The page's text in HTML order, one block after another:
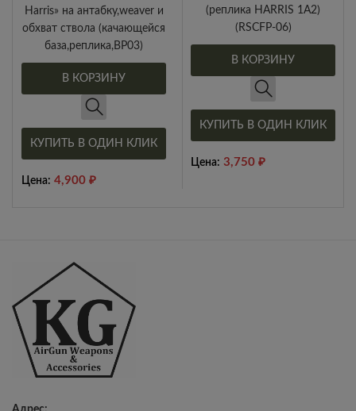
Harris» на антабку,weaver и
обхват ствола (качающейся
база,реплика,BP03)
В КОРЗИНУ
КУПИТЬ В ОДИН КЛИК
Цена: 4,900 ₽
(реплика HARRIS 1A2)
(RSCFP-06)
В КОРЗИНУ
КУПИТЬ В ОДИН КЛИК
Цена: 3,750 ₽